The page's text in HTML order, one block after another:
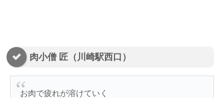
肉小僧 匠（川崎駅西口）
お肉で疲れが溶けていく